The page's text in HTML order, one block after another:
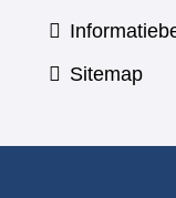
Sitemap